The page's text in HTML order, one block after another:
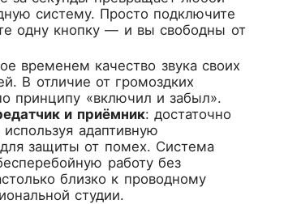
систему. Просто подключите
одну кнопку — и вы свободны от
временем качество звука своих
В отличие от громоздких
принципу «включил и забыл».
и приёмник: достаточно
адаптивную
защиты от помех. Система
работу без
близко к проводному
студии.